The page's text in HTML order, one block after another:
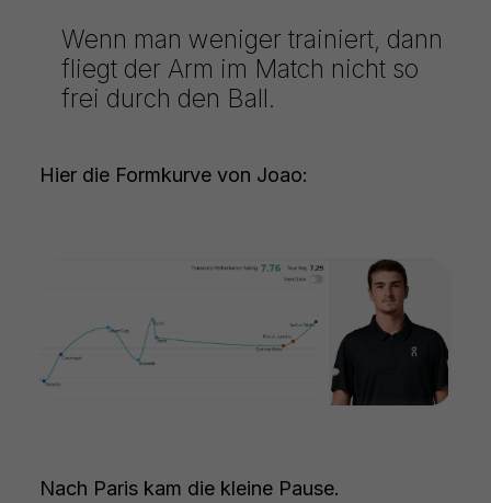
Wenn man weniger trainiert, dann
fliegt der Arm im Match nicht so
frei durch den Ball.
Hier die Formkurve von Joao:
Nach Paris kam die kleine Pause.